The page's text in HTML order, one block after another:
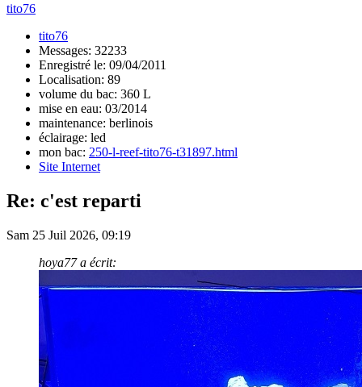
tito76
tito76
Messages: 32233
Enregistré le: 09/04/2011
Localisation: 89
volume du bac: 360 L
mise en eau: 03/2014
maintenance: berlinois
éclairage: led
mon bac: 250-l-reef-tito76-t31897.html
Site Internet
Re: c'est reparti
Sam 25 Juil 2026, 09:19
hoya77 a écrit: